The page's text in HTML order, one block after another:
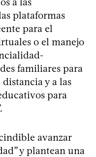
plataformas
para el
o el manejo
familiares para
y a las
para
avanzar
y plantean una